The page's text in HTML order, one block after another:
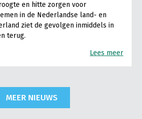
en hitte zorgen voor
in de Nederlandse land- en
ziet de gevolgen inmiddels in
terug.
Lees meer
MEER NIEUWS